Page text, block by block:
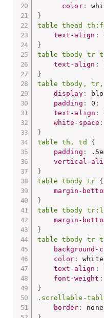
color:
}
table thead
text-align :
}
table tbody tr
text-align :
}
table tbody,
display:
padding : 0 ;
text-align :
white-space :
}
table th, td
{
padding :
vertical-
}
table tbody tr
{
margin-
}
table tbody
margin-
}
table tbody tr
background-
color : white
text-align :
font-weight :
}
.scrollable-
border : none